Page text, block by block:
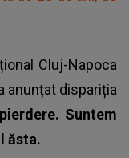
Cluj-Napoca
anunțat dispariția
Suntem
ăsta.